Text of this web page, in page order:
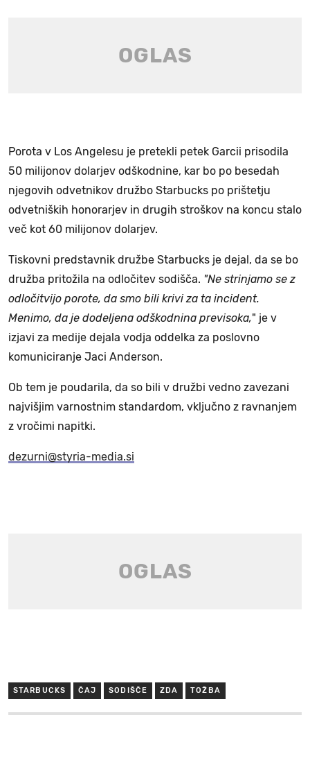
Porota v Los Angelesu je pretekli petek Garcii prisodila
50 milijonov dolarjev odškodnine, kar bo po besedah
njegovih odvetnikov družbo Starbucks po prištetju
odvetniških honorarjev in drugih stroškov na koncu stalo
več kot 60 milijonov dolarjev.
Tiskovni predstavnik družbe Starbucks je dejal, da se bo
družba pritožila na odločitev sodišča. "Ne strinjamo se z
odločitvijo porote, da smo bili krivi za ta incident.
Menimo, da je dodeljena odškodnina previsoka," je v
izjavi za medije dejala vodja oddelka za poslovno
komuniciranje Jaci Anderson.
Ob tem je poudarila, da so bili v družbi vedno zavezani
najvišjim varnostnim standardom, vključno z ravnanjem
z vročimi napitki.
dezurni@styria-media.si
STARBUCKS ČAJ SODIŠČE ZDA TOŽBA